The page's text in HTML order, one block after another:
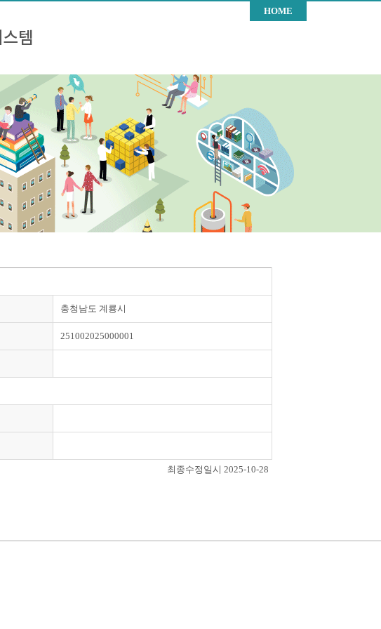
HOME
충청남도 계룡시
251002025000001
최종수정일시 2025-10-28